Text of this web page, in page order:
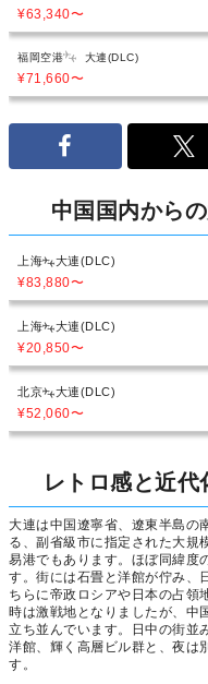
¥63,340〜
福岡空港 大連(DLC)
¥71,660〜
中国国内から
上海 大連(DLC)
¥83,880〜
上海 大連(DLC)
¥20,850〜
北京 大連(DLC)
¥52,060〜
レトロ感と近代
大連は中国遼寧省、遼東半島の
る、副省級市に指定された大規
易港でもあります。ほぼ同緯度
す。街には石畳と洋館が佇み、
ちらに帝政ロシアや日本の占領
時は激戦地となりましたが、中
立ち並んでいます。日中の街並
洋館、輝く高層ビル群と、夜は
す。